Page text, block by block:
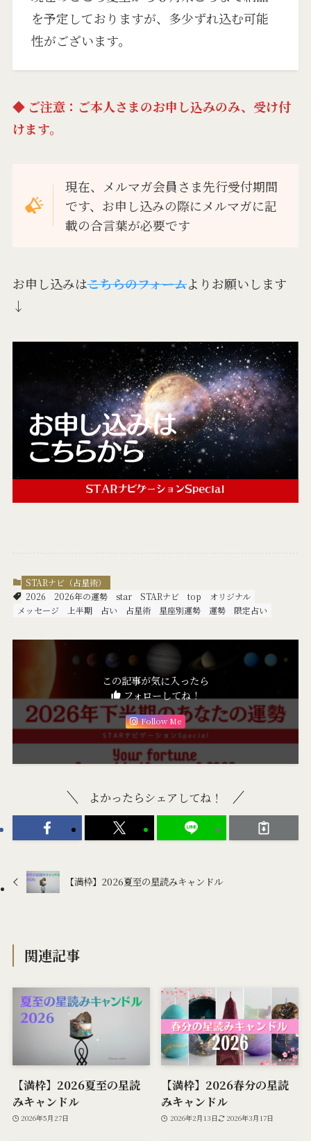
を予定しておりますが、多少ずれ込む可能
性がございます。
◆ ご注意：ご本人さまのお申し込みのみ、受け付
けます。
現在、メルマガ会員さま先行受付期間
です、お申し込みの際にメルマガに記
載の合言葉が必要です
お申し込みはこちらのフォームよりお願いします
↓
STARナビ（占星術）
2026
2026年の運勢 star STARナビ top
オリジナル
メッセージ
上半期 占い 占星術 星座別運勢 運勢 限定占い
この記事が気に入ったら
フォローしてね！
Follow Me
よかったらシェアしてね！
【満枠】2026夏至の星読みキャンドル
関連記事
【満枠】2026夏至の星読
みキャンドル
2026年5月27日
【満枠】2026春分の星読
みキャンドル
2026年2月13日 2026年3月17日